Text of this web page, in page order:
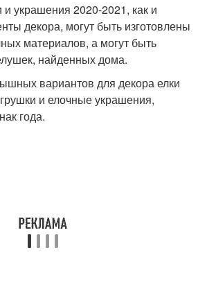
украшения 2020-2021, как и
декора, могут быть изготовлены
материалов, а могут быть
найденных дома.
вариантов для декора елки
и елочные украшения,
года.